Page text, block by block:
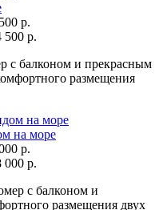
р.
500 р.
с балконом и прекрасным
размещения
на море
р.
000 р.
с балконом и
размещения двух